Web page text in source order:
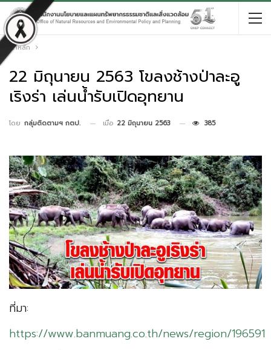
หน้าหลัก
22 มิถุนายน 2563 โขลงช้างป่าละอู
เริงร่า เล่นน้ำรับเปิดอุทยาน
โดย กลุ่มติดตามฯ กตป. เมื่อ 22 มิถุนายน 2563 385
ที่มา:
https://www.banmuang.co.th/news/region/196591